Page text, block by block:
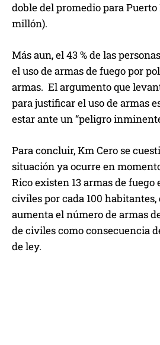
doble del promedio para Puerto
millón).
Más aun, el 43 % de las
el uso de armas de fuego por
armas. El argumento que
para justificar el uso de armas
estar ante un “peligro
Para concluir, Km Cero se
situación ya ocurre en
Rico existen 13 armas de fuego
civiles por cada 100 habitantes,
aumenta el número de armas
de civiles como consecuencia
de ley.